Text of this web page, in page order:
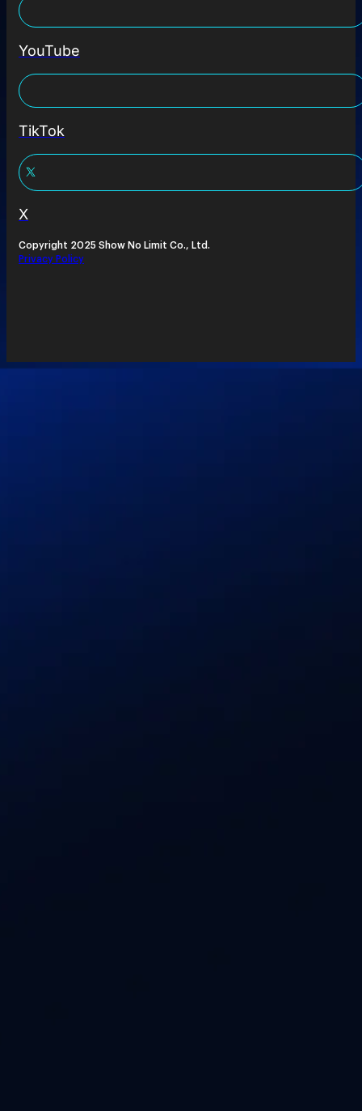
YouTube
TikTok
X
Copyright 2025 Show No Limit Co., Ltd.
Privacy Policy